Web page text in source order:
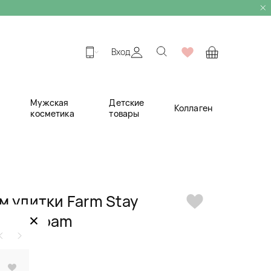
Вход
Мужская
косметика
Детские
товары
Коллаген
×
улитки Farm Stay
Foam